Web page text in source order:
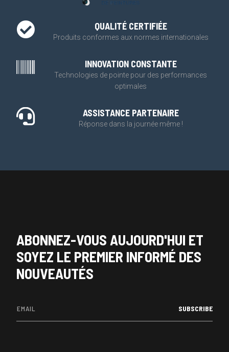
QUALITÉ CERTIFIÉE
Produits conformes aux normes internationales
INNOVATION CONSTANTE
Technologies de pointe pour des performances
optimales
ASSISTANCE PARTENAIRE
Réponse dans la journée même !
ABONNEZ-VOUS AUJOURD'HUI ET
SOYEZ LE PREMIER INFORMÉ DES
NOUVEAUTÉS
SUBSCRIBE